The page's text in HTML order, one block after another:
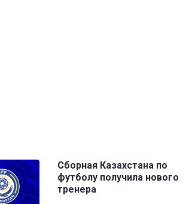
Сборная Казахстана по
футболу получила нового
тренера